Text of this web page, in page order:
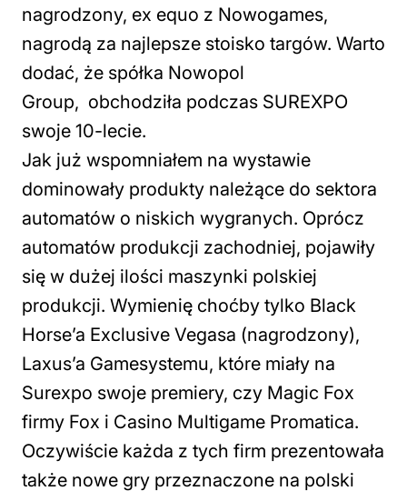
nagrodzony, ex equo z Nowogames,
nagrodą za najlepsze stoisko targów. Warto
dodać, że spółka Nowopol
Group, obchodziła podczas SUREXPO
swoje 10-lecie.
Jak już wspomniałem na wystawie
dominowały produkty należące do sektora
automatów o niskich wygranych. Oprócz
automatów produkcji zachodniej, pojawiły
się w dużej ilości maszynki polskiej
produkcji. Wymienię choćby tylko Black
Horse’a Exclusive Vegasa (nagrodzony),
Laxus’a Gamesystemu, które miały na
Surexpo swoje premiery, czy Magic Fox
firmy Fox i Casino Multigame Promatica.
Oczywiście każda z tych firm prezentowała
także nowe gry przeznaczone na polski